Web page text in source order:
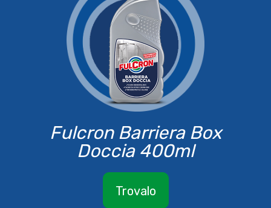
Fulcron Barriera Box
Doccia 400ml
Trovalo